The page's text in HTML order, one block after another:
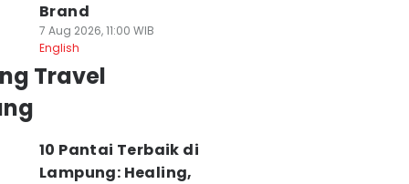
Brand
7 Aug 2026, 11:00 WIB
English
Travel
10 Pantai Terbaik di
Lampung: Healing,